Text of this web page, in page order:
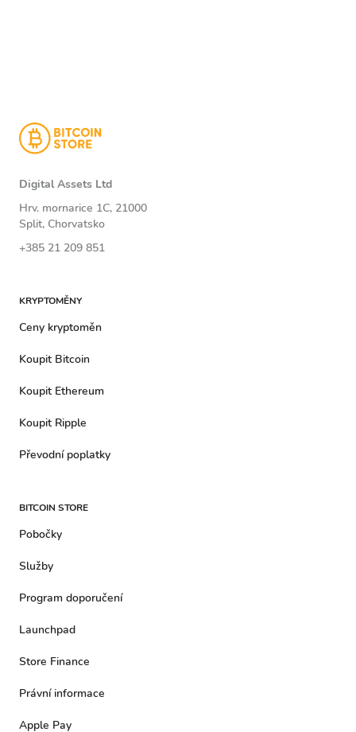
Digital Assets Ltd
Hrv. mornarice 1C, 21000
Split, Chorvatsko
+385 21 209 851
KRYPTOMĚNY
Ceny kryptoměn
Koupit Bitcoin
Koupit Ethereum
Koupit Ripple
Převodní poplatky
BITCOIN STORE
Pobočky
Služby
Program doporučení
Launchpad
Store Finance
Právní informace
Apple Pay